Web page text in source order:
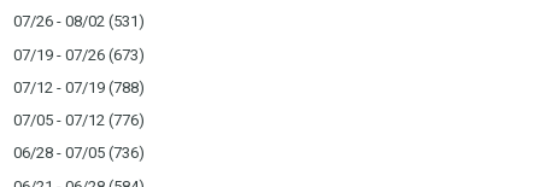
07/26 - 08/02 (531)
07/19 - 07/26 (673)
07/12 - 07/19 (788)
07/05 - 07/12 (776)
06/28 - 07/05 (736)